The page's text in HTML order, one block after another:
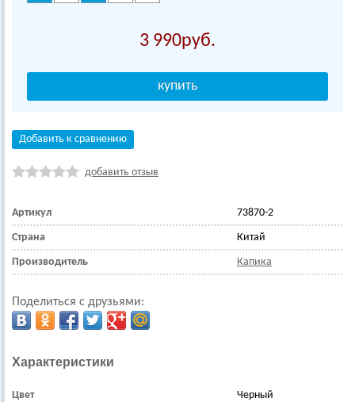
3 990
Добавить к сравнению
добавить отзыв
Артикул 73870-2
Страна Китай
Производитель Капика
Поделиться с друзьями:
Характеристики
Цвет Черный